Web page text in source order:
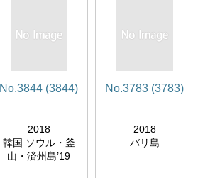
No.3844 (3844)
2018
韓国 ソウル・釜
山・済州島’19
No.3783 (3783)
2018
バリ島